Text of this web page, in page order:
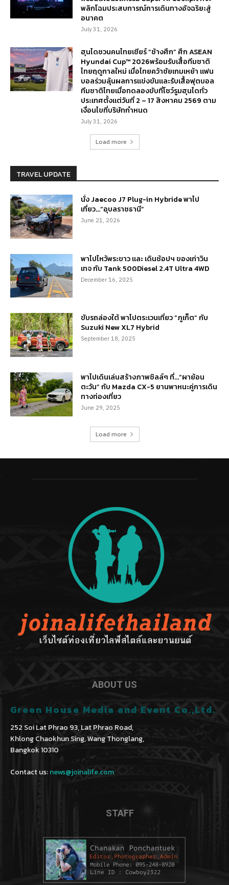
พลิกโฉมประสบการณ์การเดินทางอัจฉริยะสู่
อนาคต
July 31, 2026
ฮุนไดชวนคนไทยเชียร์ “ช้างศึก” ศึก ASEAN
Hyundai Cup™ 2026พร้อมรับเสื้อทีมชาติ
ไทยฤดูกาลใหม่ เมื่อไทยคว้าชัยเกมเหย้า แฟน
บอลร่วมลุ้นผลการแข่งขันและรับเสื้อฟุตบอล
ทีมชาติไทยเมื่อทดลองขับที่โชว์รูมฮุนไดทั่ว
ประเทศตั้งแต่วันที่ 2 – 17 สิงหาคม 2569 ตาม
เงื่อนไขที่บริษัทกำหนด
July 31, 2026
Load more
TRAVEL UPDATE
นั่ง Jaecoo J7 Plug-in Hybride พาไป
เที่ยว…”อุบลราชธานี”
June 21, 2026
พาไปไหว้พระขาว และ เดินช้อปฯ ของเก่าวิน
เทจ กับ Tank 500Diesel 2.4T Ultra 4WD
December 16, 2025
ขับรถล่องใต้ พาไปตระเวนเที่ยว “ภูเก็ต” กับ
Suzuki New XL7 Hybrid
September 18, 2025
พาไปเดินเล่นสร้างภาพชิลล์ๆ ที่…“ผาย้อน
ตะวัน” กับ Mazda CX-5 ยานพาหนะคู่การเดิน
ทางท่องเที่ยว
June 29, 2025
Load more
ABOUT US
Green House Media and Event Co.,Ltd.
252 Soi Lat Phrao 93, Lat Phrao Road,
Khlong Chaokhun Sing, Wang Thonglang,
Bangkok 10310
Contact us:news@joinalife.com
STAFF